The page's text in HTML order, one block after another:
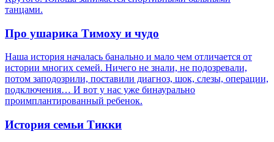
танцами.
Про ушарика Тимоху и чудо
Наша история началась банально и мало чем отличается от
истории многих семей. Ничего не знали, не подозревали,
потом заподозрили, поставили диагноз, шок, слезы, операции,
подключения… И вот у нас уже бинаурально
проимплантированный ребенок.
История семьи Тикки